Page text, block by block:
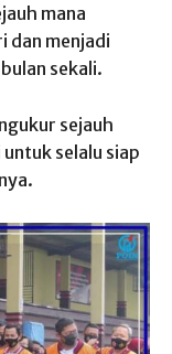
mana
dan menjadi
sekali.
sejauh
selalu siap